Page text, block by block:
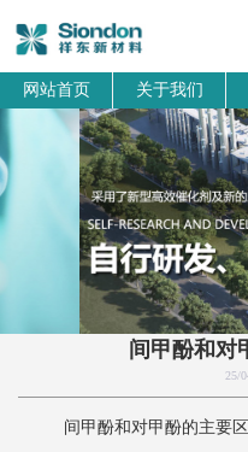
网站首页 关于我们
间甲酚和对
25/
间甲酚和对甲酚的主要区